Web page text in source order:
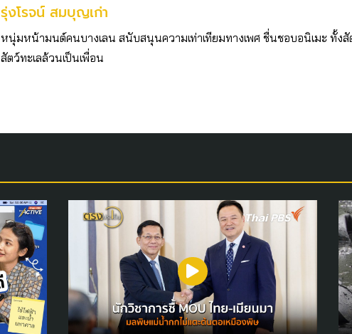
รุ่งโรจน์ สมบุญเก่า
หนุ่มหน้ามนต์คนบางเลน สนับสนุนความเท่าเทียมทางเพศ ชื่นชอบอนิเมะ ทั้งสั
สัตว์ทะเลล้วนเป็นเพื่อน